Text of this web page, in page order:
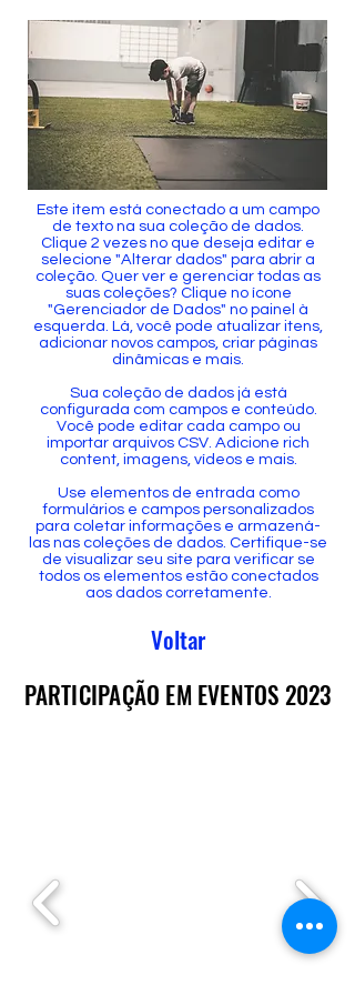
Este item está conectado a um campo
de texto na sua coleção de dados.
Clique 2 vezes no que deseja editar e
selecione "Alterar dados" para abrir a
coleção. Quer ver e gerenciar todas as
suas coleções? Clique no ícone
"Gerenciador de Dados" no painel à
esquerda. Lá, você pode atualizar itens,
adicionar novos campos, criar páginas
dinâmicas e mais.
Sua coleção de dados já está
configurada com campos e conteúdo.
Você pode editar cada campo ou
importar arquivos CSV. Adicione rich
content, imagens, vídeos e mais.
Use elementos de entrada como
formulários e campos personalizados
para coletar informações e armazená-
las nas coleções de dados. Certifique-se
de visualizar seu site para verificar se
todos os elementos estão conectados
aos dados corretamente.
Voltar
PARTICIPAÇÃO EM EVENTOS 2023
PARTICIPAÇÃO EM EVENTOS 2023